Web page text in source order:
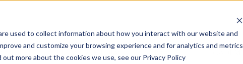
used to collect information about how you interact with our website and
and customize your browsing experience and for analytics and metrics
more about the cookies we use, see our Privacy Policy
SOCIÉTÉ PRESSE & MEDIAS JOBS